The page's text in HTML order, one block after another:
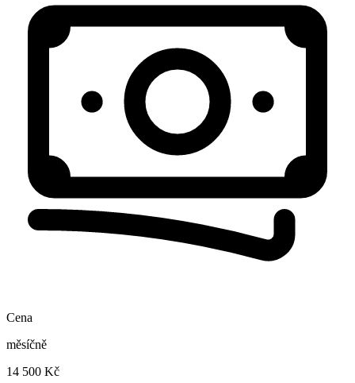
Cena
měsíčně
14 500 Kč